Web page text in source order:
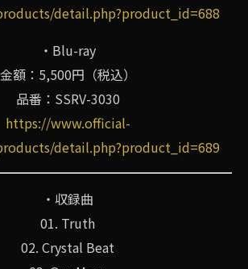
detail.php?product_id=688
・Blu-ray
金額：5,500円（税込）
品番：SSRV-3030
https://www.official-
detail.php?product_id=689
・収録曲
01. Truth
02. Crystal Beat